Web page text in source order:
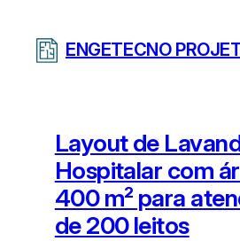
ENGETECNO
Layout de
Hospitalar com
400 m² para
de 200 leitos